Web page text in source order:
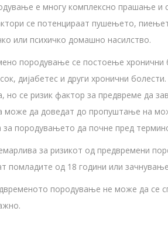
е многу комплексно прашање и
се потенцираат пушењето,
или психичко домашно насилство.
породување се постоење
дијабетес и други хронични
но се ризик фактор за предвреме да
може да доведат до пропуштање на
породувањето да почне пред
за ризикот од предвремени
помладите од 18 години или
породување не може да се